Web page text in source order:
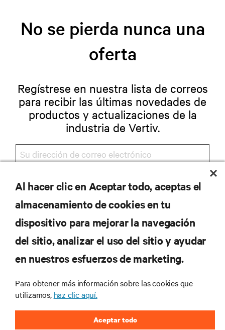
No se pierda nunca una
oferta
Regístrese en nuestra lista de correos
para recibir las últimas novedades de
productos y actualizaciones de la
industria de Vertiv.
REGISTRARSE
RECURSOS
CORPORATIVO
Al hacer clic en Aceptar todo, aceptas el
almacenamiento de cookies en tu
dispositivo para mejorar la navegación
del sitio, analizar el uso del sitio y ayudar
en nuestros esfuerzos de marketing.
Para obtener más información sobre las cookies que
utilizamos, haz clic aquí.
Aceptar todo